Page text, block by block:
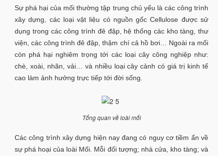
Sự phá hại của mối thường tập trung chủ yếu là các công trình
xây dựng, các loại vật liệu có nguồn gốc Cellulose được sử
dụng trong các công trình đê đập, hệ thống các kho tàng, thư
viện, các công trình đê đập, thậm chí cả hồ bơi… Ngoài ra mối
còn phá hại nghiêm trọng tới các loại cây công nghiệp như:
chè, xoài, nhãn, vải… và nhiều loại cây cảnh có giá trị kinh tế
cao làm ảnh hưởng trực tiếp tới đời sống.
Tổng quan về loài mối
Các công trình xây dựng hiện nay đang có nguy cơ tiềm ẩn về
sự phá hoại của loài Mối. Mỗi đối tượng; nhà cửa, kho tàng; và